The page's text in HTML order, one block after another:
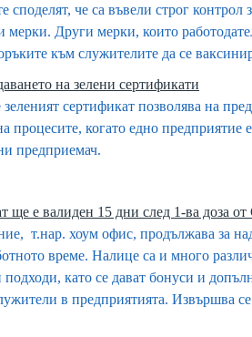
споделят, че са въвели строг контрол
мерки. Други мерки, които
към служителите да се
на зелени сертификати
сертификат позволява на
процесите, когато едно предприятие
предприемач.
ще е валиден 15 дни след 1-ва доза
т.нар. хоум офис, продължава за
време. Налице са и много
като се дават бонуси и
в предприятията. Извършва